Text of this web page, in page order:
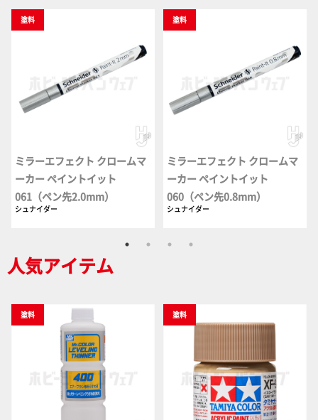
塗料
ミラーエフェクト クロームマ
ーカー ペイントイット
061（ペン先2.0mm）
シュナイダー
塗料
ミラーエフェクト クロームマ
ーカー ペイントイット
060（ペン先0.8mm）
シュナイダー
人気アイテム
塗料 塗料